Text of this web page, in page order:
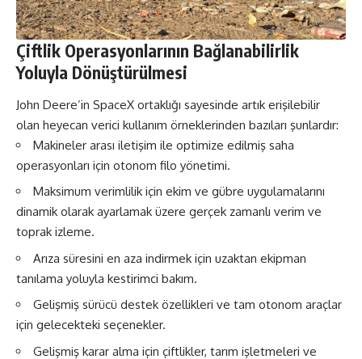
Çiftlik Operasyonlarının Bağlanabilirlik
Yoluyla Dönüştürülmesi
John Deere’in SpaceX ortaklığı sayesinde artık erişilebilir
olan heyecan verici kullanım örneklerinden bazıları şunlardır:
Makineler arası iletişim ile optimize edilmiş saha
operasyonları için otonom filo yönetimi.
Maksimum verimlilik için ekim ve gübre uygulamalarını
dinamik olarak ayarlamak üzere gerçek zamanlı verim ve
toprak izleme.
Arıza süresini en aza indirmek için uzaktan ekipman
tanılama yoluyla kestirimci bakım.
Gelişmiş sürücü destek özellikleri ve tam otonom araçlar
için gelecekteki seçenekler.
Gelişmiş karar alma için çiftlikler, tarım işletmeleri ve